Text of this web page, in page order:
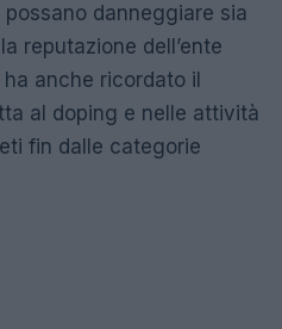
danneggiare sia
reputazione dell’ente
anche ricordato il
al doping e nelle attività
fin dalle categorie